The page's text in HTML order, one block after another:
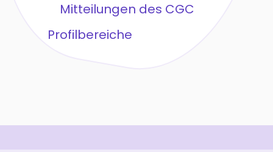
Mitteilungen des CGC
Profilbereiche